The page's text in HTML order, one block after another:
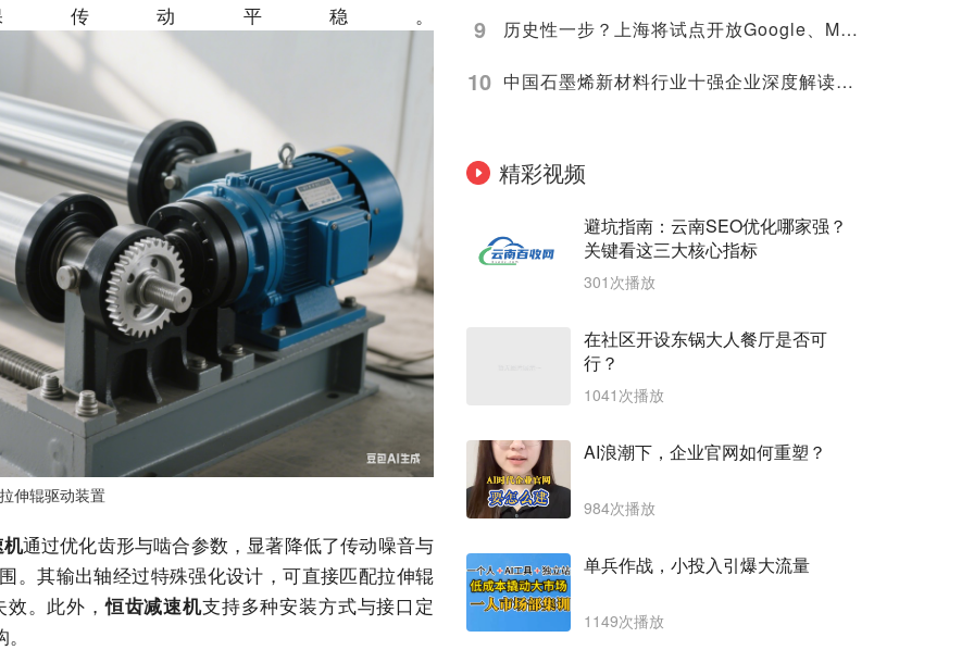
传动平稳。
伸辊驱动装置
通过优化齿形与啮合参数，显著降低了传动噪音与
。其输出轴经过特殊强化设计，可直接匹配拉伸辊
效。此外，恒齿减速机支持多种安装方式与接口定
9 历史性一步？上海将试点开放Google、Meta等国际平台访问！
10 中国石墨烯新材料行业十强企业深度解读（2025）
精彩视频
避坑指南：云南SEO优化哪家强？
关键看这三大核心指标
301次播放
在社区开设东锅大人餐厅是否可
行？
1041次播放
AI浪潮下，企业官网如何重塑？
984次播放
单兵作战，小投入引爆大流量
1149次播放